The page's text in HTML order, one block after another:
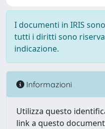
I documenti in IRIS
tutti i diritti sono
indicazione.
Informazioni
Utilizza questo
link a questo